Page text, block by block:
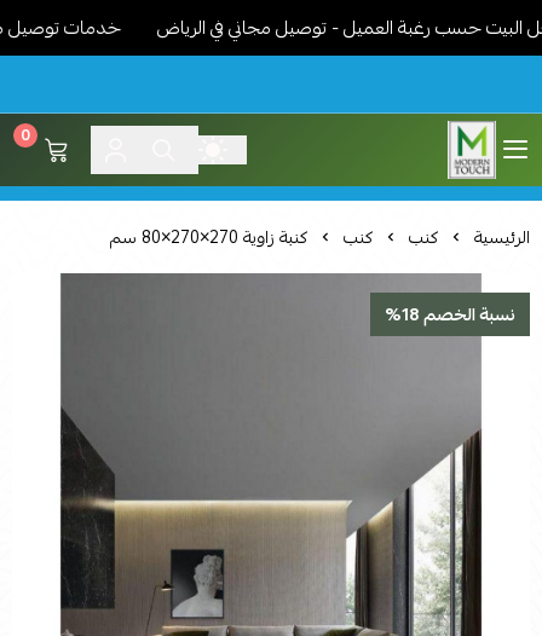
حسب رغبة العميل - توصيل مجاني في الرياض خدمات توصيل
اثاث مودرن لمسة عصرية
0
الرئيسية كنب كنب كنبة زاوية 270×270×80 سم
نسبة الخصم 18%